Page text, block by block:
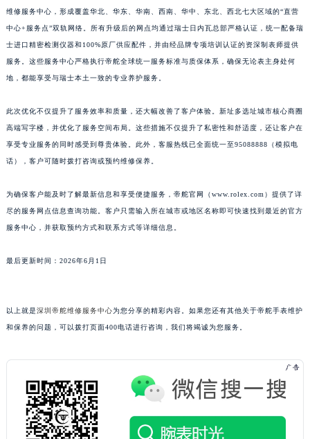
维修服务中心，形成覆盖华北、华东、华南、西南、华中、东北、西北七大区域的“直营
中心+服务点”双轨网络。所有升级后的网点均通过瑞士日内瓦总部严格认证，统一配备瑞
士进口精密检测仪器和100%原厂供应配件，并由经品牌专项培训认证的资深制表师提供
服务。这些服务中心严格执行帝舵全球统一服务标准与质保体系，确保无论表主身处何
地，都能享受与瑞士本土一致的专业养护服务。
此次优化不仅提升了服务效率和质量，还大幅改善了客户体验。新址多选址城市核心商圈
高端写字楼，并优化了服务空间布局。这些措施不仅提升了私密性和舒适度，还让客户在
享受专业服务的同时感受到尊贵体验。此外，客服热线已全面统一至95088888（模拟电
话），客户可随时拨打咨询或预约维修保养。
为确保客户能及时了解最新信息和享受便捷服务，帝舵官网（www.rolex.com）提供了详
尽的服务网点信息查询功能。客户只需输入所在城市或地区名称即可快速找到最近的官方
服务中心，并获取预约方式和联系方式等详细信息。
最后更新时间：2026年6月1日
以上就是深圳帝舵维修服务中心为您分享的精彩内容。如果您还有其他关于帝舵手表维护
和保养的问题，可以拨打页面400电话进行咨询，我们将竭诚为您服务。